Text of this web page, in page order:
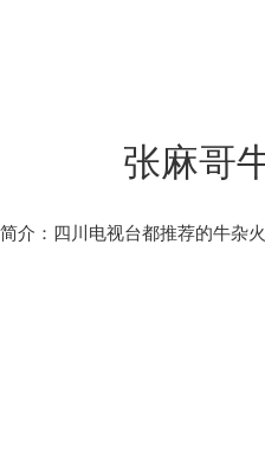
张麻哥
简介：四川电视台都推荐的牛杂